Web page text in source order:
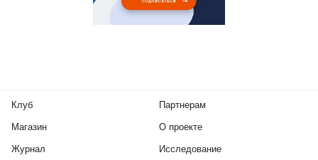
Клуб
Магазин
Журнал
Партнерам
О проекте
Исследование